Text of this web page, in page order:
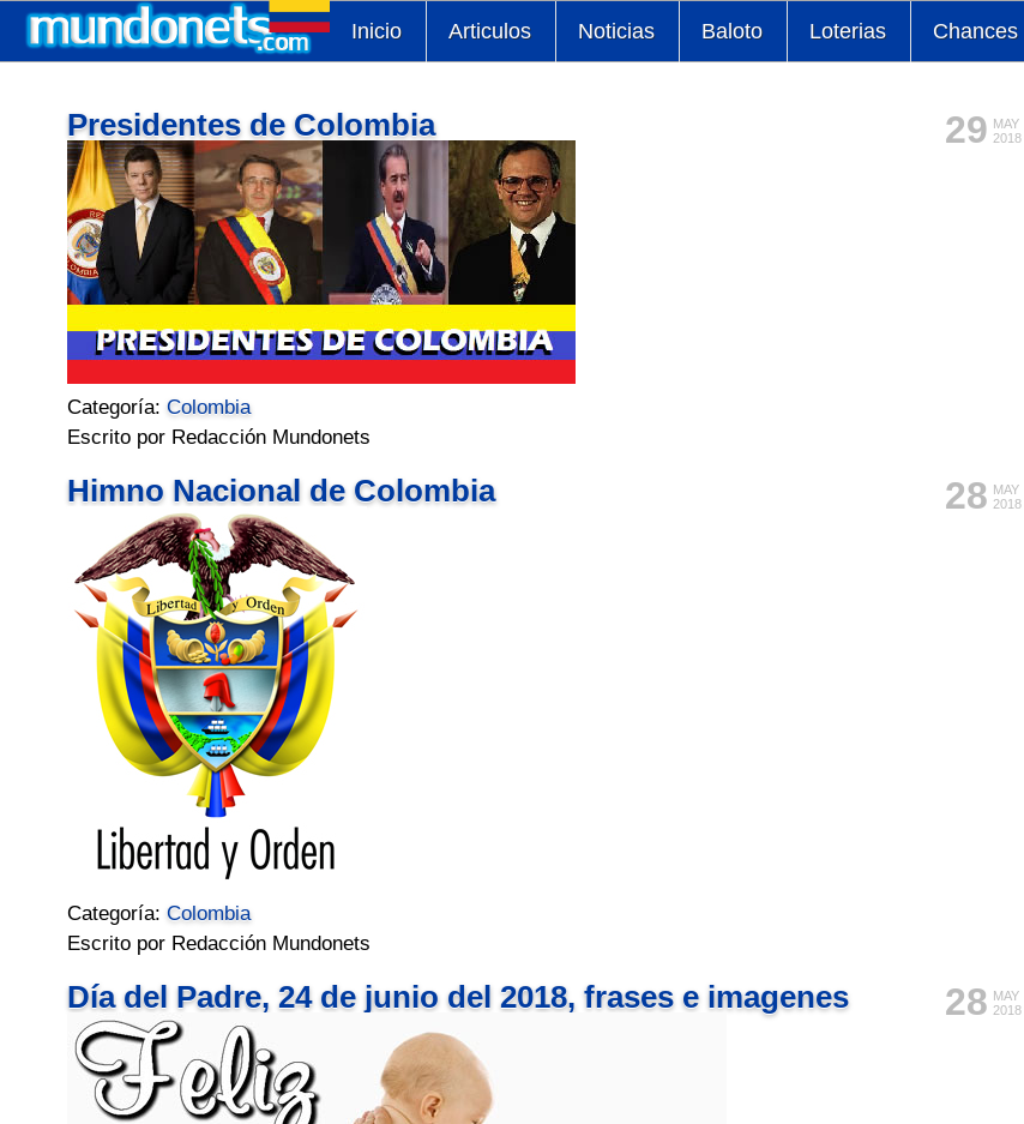
Inicio Articulos Noticias Baloto Loterias Chances
29 MAY
2018
Presidentes de Colombia
Categoría:Colombia
Escrito por Redacción Mundonets
28 MAY
2018
Himno Nacional de Colombia
Categoría:Colombia
Escrito por Redacción Mundonets
28 MAY
2018
Día del Padre, 24 de junio del 2018, frases e imagenes